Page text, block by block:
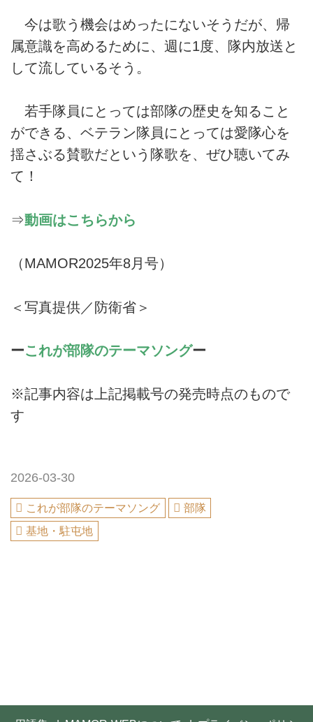
今は歌う機会はめったにないそうだが、帰
属意識を高めるために、週に1度、隊内放送と
して流しているそう。
若手隊員にとっては部隊の歴史を知ること
ができる、ベテラン隊員にとっては愛隊心を
揺さぶる賛歌だという隊歌を、ぜひ聴いてみ
て！
⇒動画はこちらから
（MAMOR2025年8月号）
＜写真提供／防衛省＞
ーこれが部隊のテーマソングー
※記事内容は上記掲載号の発売時点のもので
す
2026-03-30
これが部隊のテーマソング
部隊
基地・駐屯地